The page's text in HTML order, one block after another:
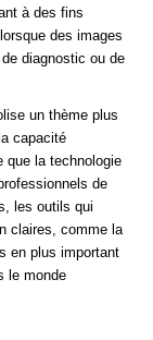
à des fins
des images
diagnostic ou de
un thème plus
capacité
que la technologie
de
les outils qui
claires, comme la
en plus important
le monde